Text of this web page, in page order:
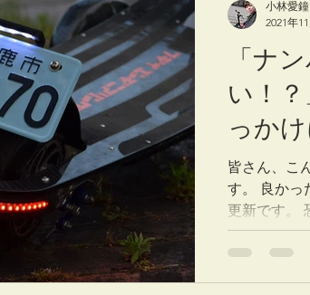
「ナ
い！
っか
ビリ
①
皆さん、こ
す。 良かっ
更新です。
年3ヵ月間
ます。（そ
小林愛鐘
2021年